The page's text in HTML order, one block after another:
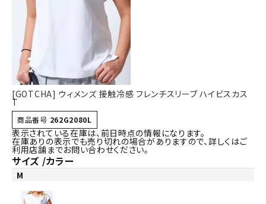
詳しい条件から探す
[GOTCHA] ウィメンズ 接触冷感 フレンチスリーブ ハイビスカス
T
商品番号 262G2080L
表示されている在庫は、前日時点の情報になります。
在庫ありの表示でも売り切れの場合がありますので、詳しくはご
利用店舗までお問い合わせください。
サイズ カラー
M